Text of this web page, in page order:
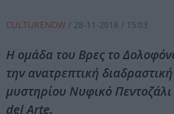
CULTURENOW / 28-11-2018 / 15:03
H ομάδα του Βρες το
την ανατρεπτική
μυστηρίου Νυφικό
del Arte.